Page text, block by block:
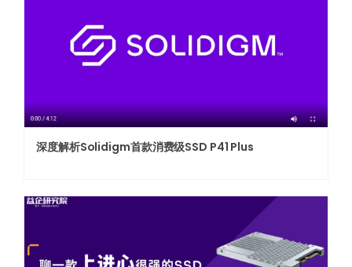
深度解析Solidigm首款消费级SSD P41 Plus